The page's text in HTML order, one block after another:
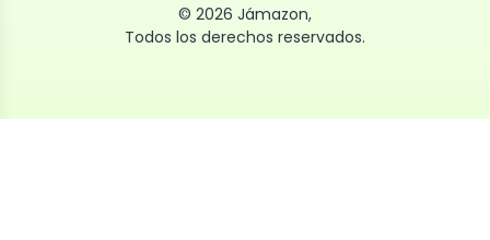
© 2026 Jámazon,
Todos los derechos reservados.